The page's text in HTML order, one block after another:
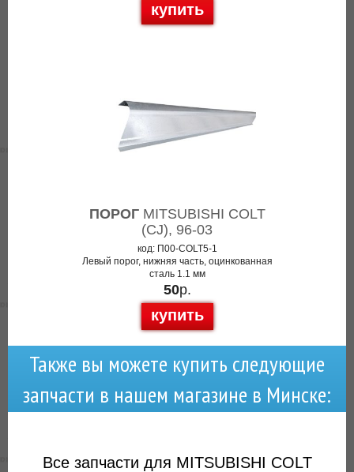
купить
ПОРОГMITSUBISHI COLT
(CJ), 96-03
код: П00-COLT5-1
Левый порог, нижняя часть, оцинкованная
сталь 1.1 мм
50р.
купить
Также вы можете купить следующие
запчасти в нашем магазине в Минске:
Все запчасти для MITSUBISHI COLT